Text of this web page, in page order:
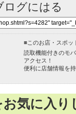
ログにはる
■このお店・スポッ
読取機能付きのモ
アクセス！
便利に店舗情報を
気に入